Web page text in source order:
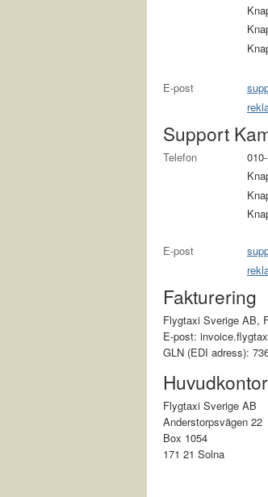
E-post
Support
Telefon
E-post
Fakturering
Flygtaxi Sverige AB,
E-post:
GLN (EDI adress):
Huvudkontor
Flygtaxi Sverige AB
Anderstorpsvägen 22
Box 1054
171 21 Solna